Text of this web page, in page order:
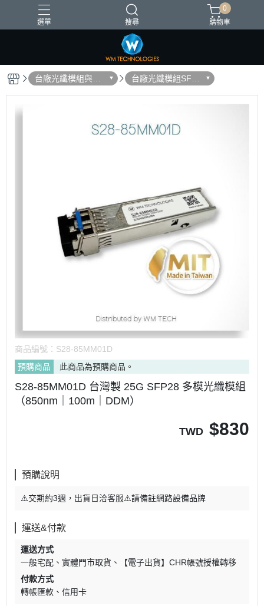
選單 搜尋
台灣製造
0
購物車
台廠光纖模組與DA
C
台廠光纖模組SFP/
QSFP
商品編號： S28-85MM01D
預購商品
此商品為預購商品。
S28-85MM01D 台灣製 25G SFP28 多模光纖模組
（850nm｜100m｜DDM）
TWD $830
預購說明
⚠️交期約3週，出貨日洽客服⚠️請備註網路設備品牌
運送&付款
運送方式
一般宅配
實體門市取貨
【電子出貨】CHR帳號授權轉移
付款方式
轉帳匯款
信用卡